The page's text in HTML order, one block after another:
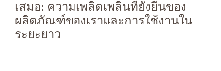
เสมอ: ความเพลิดเพลินที่ยั่งยืนของ
ผลิตภัณฑ์ของเราและการใช้งานใน
ระยะยาว